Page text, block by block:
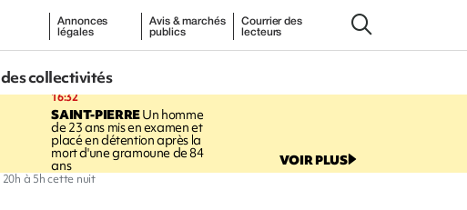
Annonces
légales
Avis & marchés
publics
Courrier des
lecteurs
des collectivités
16:32
SAINT-PIERREUn homme
de 23 ans mis en examen et
placé en détention après la
mort d'une gramoune de 84
ans VOIR PLUS
à 5h cette nuit